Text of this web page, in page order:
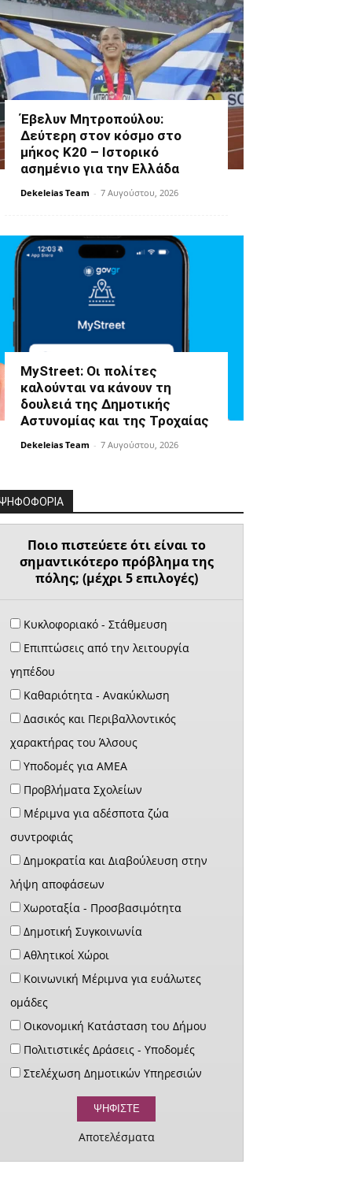
Έβελυν Μητροπούλου:
Δεύτερη στον κόσμο στο
μήκος Κ20 – Ιστορικό
ασημένιο για την Ελλάδα
Dekeleias Team - 7 Αυγούστου, 2026
MyStreet: Οι πολίτες
καλούνται να κάνουν τη
δουλειά της Δημοτικής
Αστυνομίας και της Τροχαίας
Dekeleias Team - 7 Αυγούστου, 2026
Ποιο πιστεύετε ότι είναι το
σημαντικότερο πρόβλημα της
πόλης; (μέχρι 5 επιλογές)
Κυκλοφοριακό - Στάθμευση
Επιπτώσεις από την λειτουργία
γηπέδου
Καθαριότητα - Ανακύκλωση
Δασικός και Περιβαλλοντικός
χαρακτήρας του Άλσους
Υποδομές για ΑΜΕΑ
Προβλήματα Σχολείων
Μέριμνα για αδέσποτα ζώα
συντροφιάς
Δημοκρατία και Διαβούλευση στην
λήψη αποφάσεων
Χωροταξία - Προσβασιμότητα
Δημοτική Συγκοινωνία
Αθλητικοί Χώροι
Κοινωνική Μέριμνα για ευάλωτες
ομάδες
Οικονομική Κατάσταση του Δήμου
Πολιτιστικές Δράσεις - Υποδομές
Στελέχωση Δημοτικών Υπηρεσιών
Αποτελέσματα